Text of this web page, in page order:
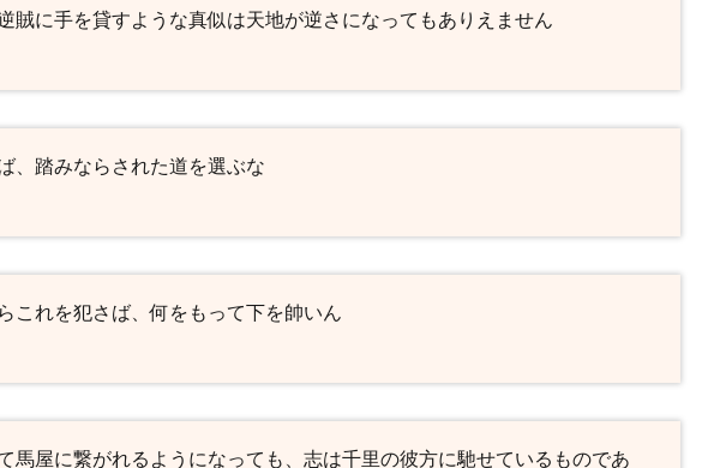
賊に手を貸すような真似は天地が逆さになってもありえません
、踏みならされた道を選ぶな
これを犯さば、何をもって下を帥いん
馬屋に繋がれるようになっても、志は千里の彼方に馳せているものであ